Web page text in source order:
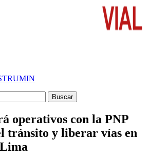
operativos con la PNP
tránsito y liberar vías en